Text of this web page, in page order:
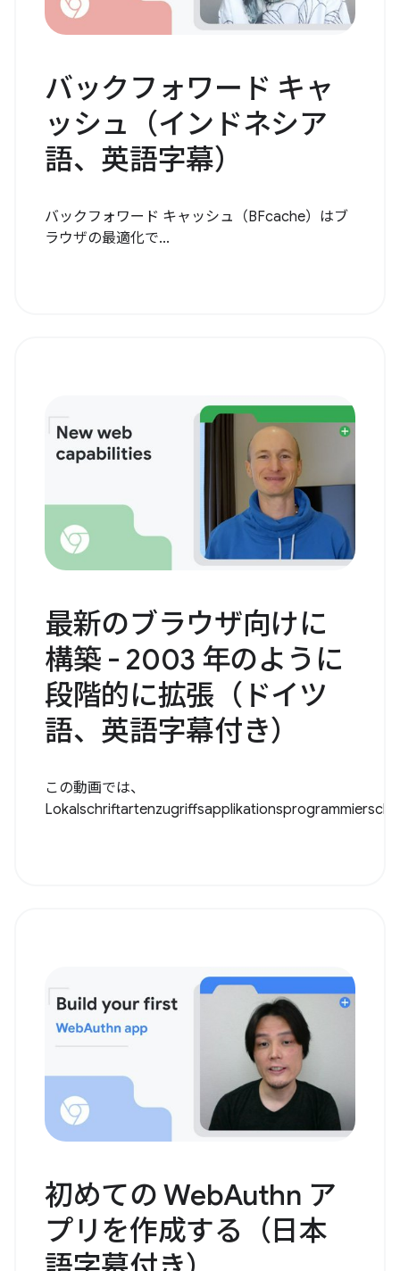
バックフォワード キャ
ッシュ（インドネシア
語、英語字幕）
バックフォワード キャッシュ（BFcache）はブ
ラウザの最適化で...
最新のブラウザ向けに
構築 - 2003 年のように
段階的に拡張（ドイツ
語、英語字幕付き）
この動画では、
初めての WebAuthn ア
プリを作成する（日本